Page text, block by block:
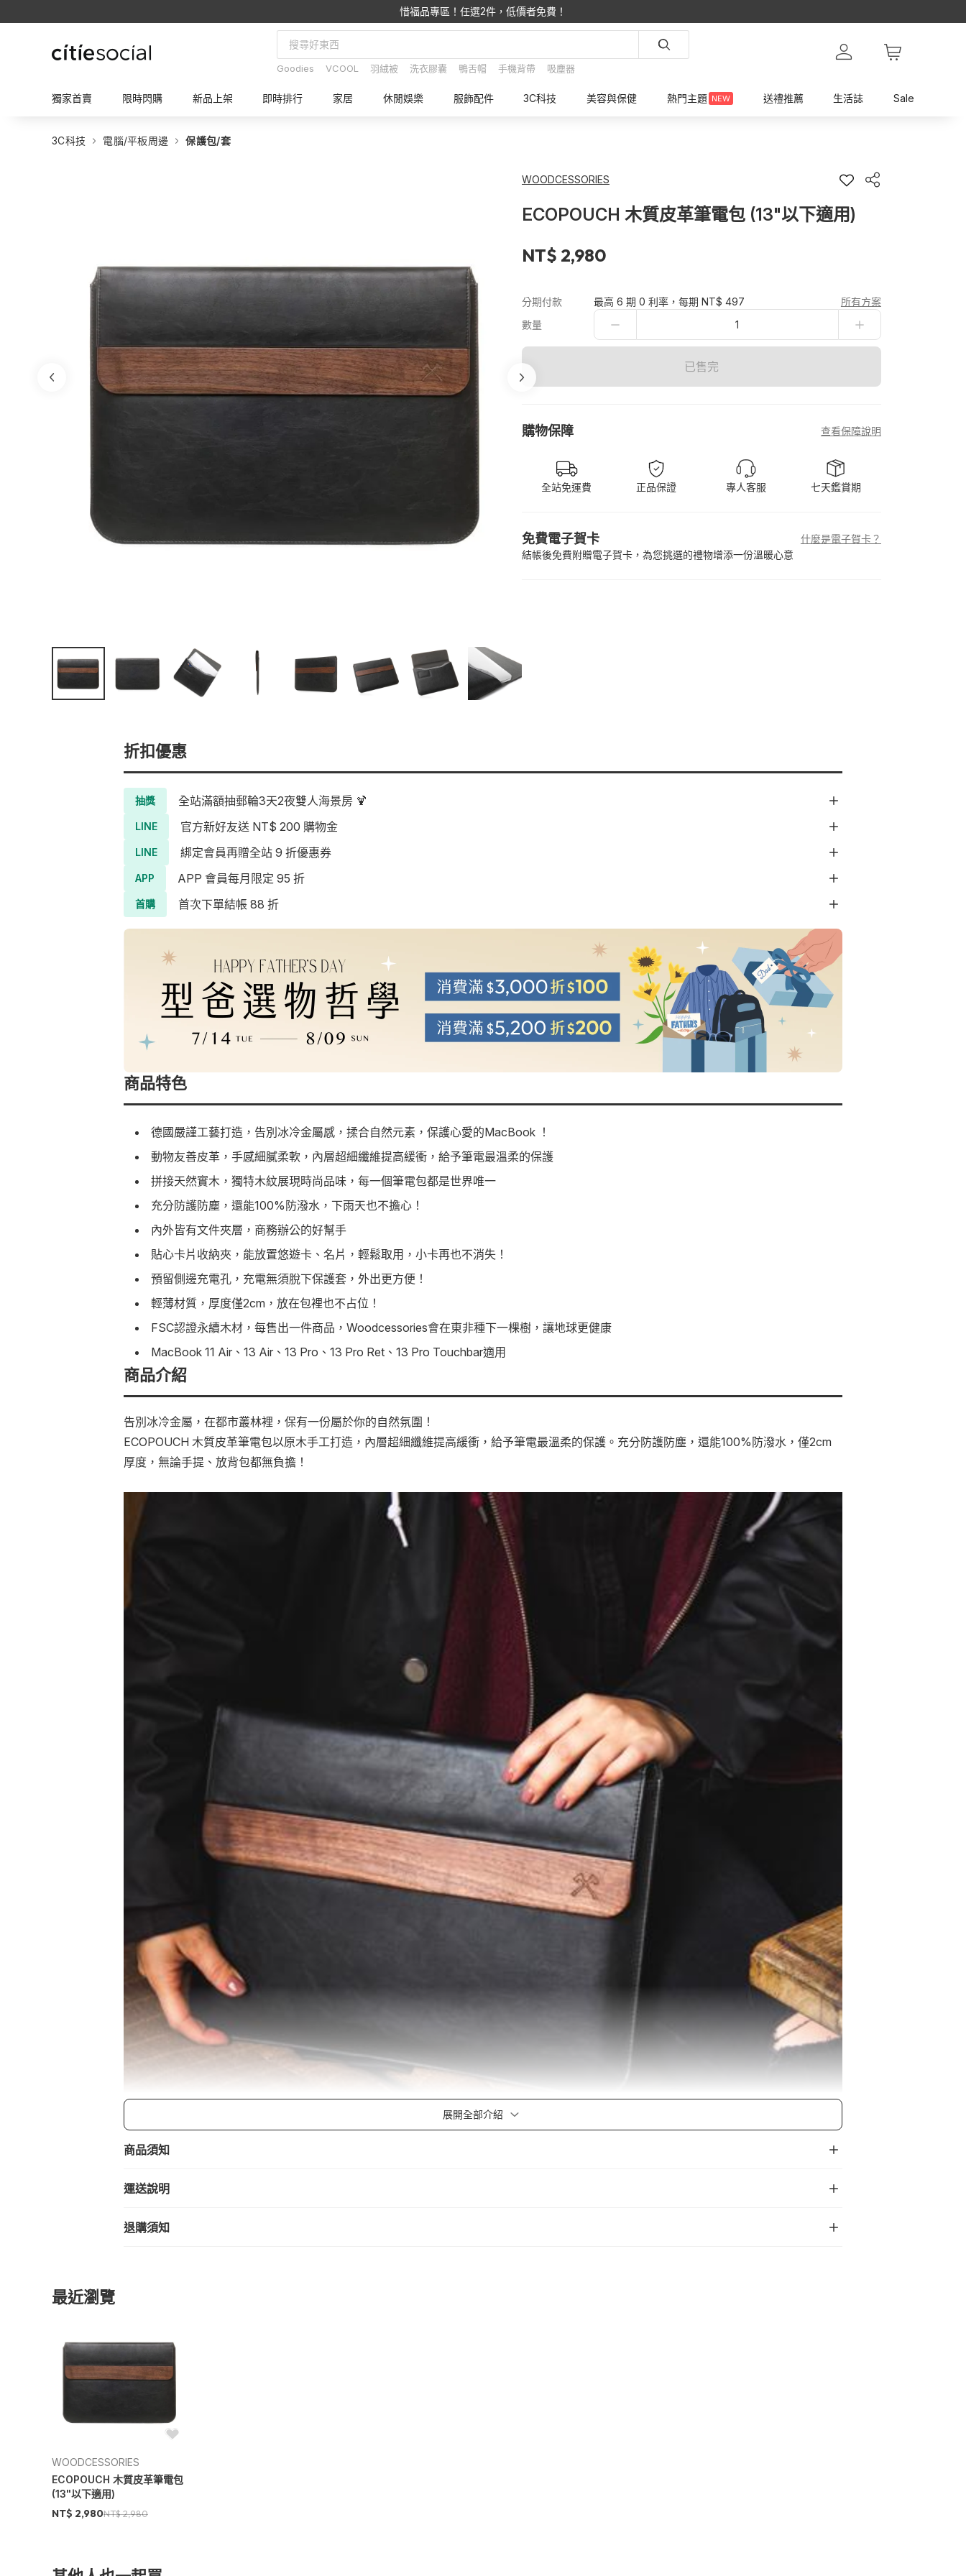
惜福品專區！任選2件，低價者免費！
Goodies VCOOL 羽絨被 洗衣膠囊 鴨舌帽 手機背帶 吸塵器
獨家首賣 限時閃購 新品上架 即時排行 家居 休閒娛樂 服飾配件 3C科技 美容與保健 熱門主題 NEW 送禮推薦 生活誌 Sale
3C科技 電腦/平板周邊 保護包/套
WOODCESSORIES
ECOPOUCH 木質皮革筆電包 (13"以下適用)
NT$ 2,980
分期付款 最高 6 期 0 利率，每期 NT$ 497
所有方案
數量
1
已售完
購物保障 查看保障說明
全站免運費 正品保證 專人客服 七天鑑賞期
免費電子賀卡
什麼是電子賀卡？
結帳後免費附贈電子賀卡，為您挑選的禮物增添一份溫暖心意
折扣優惠
抽獎 全站滿額抽郵輪3天2夜雙人海景房 🍹
LINE 官方新好友送 NT$ 200 購物金
LINE 綁定會員再贈全站 9 折優惠券
APP APP 會員每月限定 95 折
首購 首次下單結帳 88 折
商品特色
德國嚴謹工藝打造，告別冰冷金屬感，揉合自然元素，保護心愛的MacBook ！
動物友善皮革，手感細膩柔軟，內層超細纖維提高緩衝，給予筆電最溫柔的保護
拼接天然實木，獨特木紋展現時尚品味，每一個筆電包都是世界唯一
充分防護防塵，還能100%防潑水，下雨天也不擔心！
內外皆有文件夾層，商務辦公的好幫手
貼心卡片收納夾，能放置悠遊卡、名片，輕鬆取用，小卡再也不消失！
預留側邊充電孔，充電無須脫下保護套，外出更方便！
輕薄材質，厚度僅2cm，放在包裡也不占位！
FSC認證永續木材，每售出一件商品，Woodcessories會在東非種下一棵樹，讓地球更健康
MacBook 11 Air、13 Air、13 Pro、13 Pro Ret、13 Pro Touchbar適用
商品介紹
展開全部介紹
告別冰冷金屬，在都市叢林裡，保有一份屬於你的自然氛圍！
ECOPOUCH 木質皮革筆電包以原木手工打造，內層超細纖維提高緩衝，給予筆電最溫柔的保護。充分防護防塵，還能100%防潑水，僅2cm
厚度，無論手提、放背包都無負擔！
商品須知
運送說明
退購須知
最近瀏覽
WOODCESSORIES
ECOPOUCH 木質皮革筆電包
(13"以下適用)
NT$ 2,980NT$ 2,980